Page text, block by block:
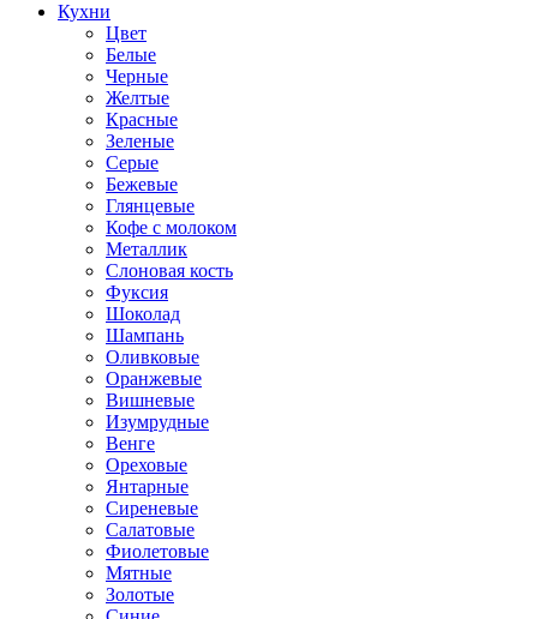
Кухни
Цвет
Белые
Черные
Желтые
Красные
Зеленые
Серые
Бежевые
Глянцевые
Кофе с молоком
Металлик
Слоновая кость
Фуксия
Шоколад
Шампань
Оливковые
Оранжевые
Вишневые
Изумрудные
Венге
Ореховые
Янтарные
Сиреневые
Салатовые
Фиолетовые
Мятные
Золотые